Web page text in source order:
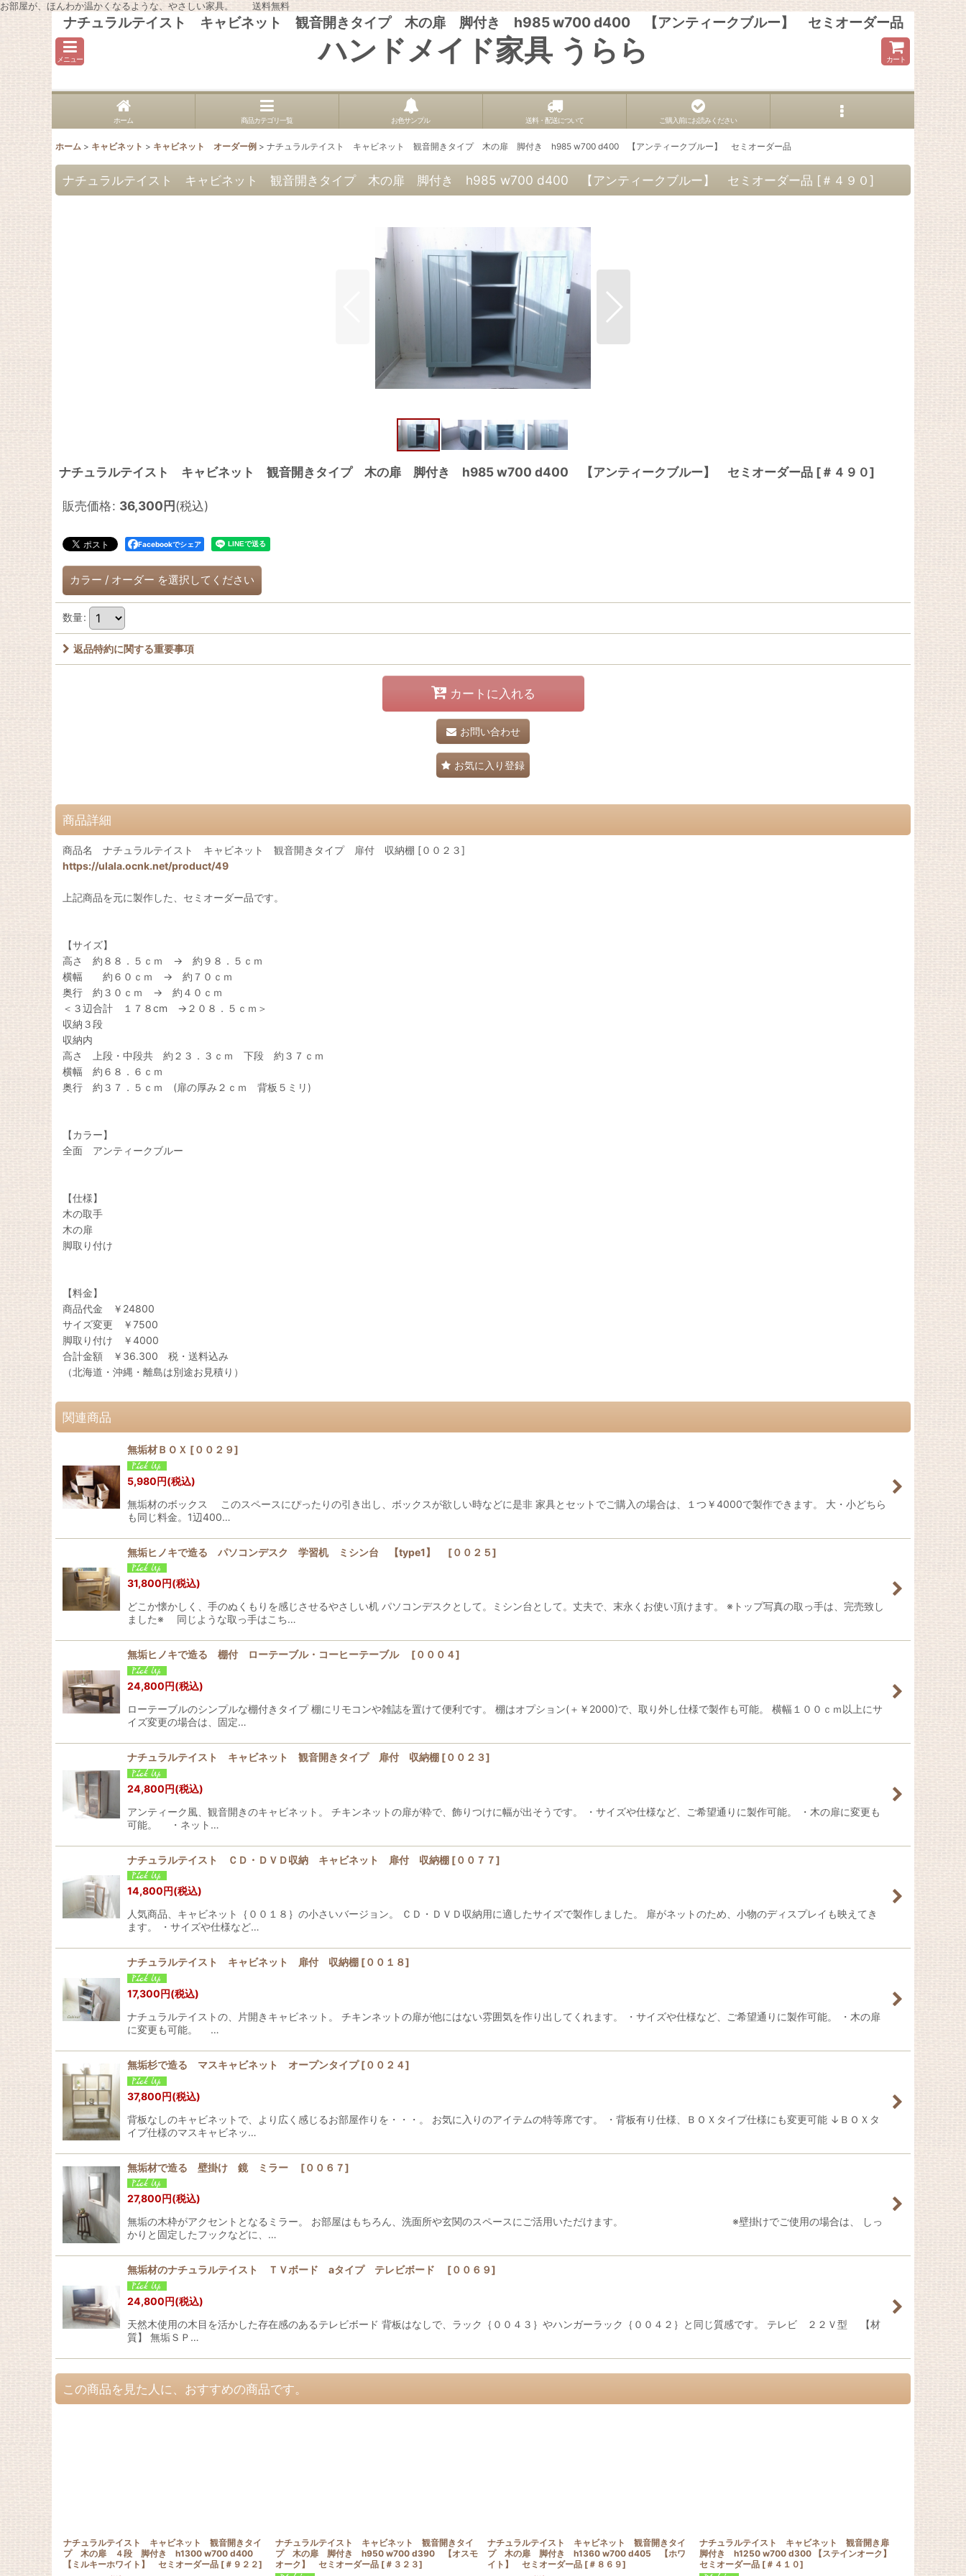
お部屋が、ほんわか温かくなるような、やさしい家具。 送料無料
ナチュラルテイスト キャビネット 観音開きタイプ 木の扉 脚付き h985 w700 d400 【アンティークブルー】 セミオーダー品
メニュー ハンドメイド家具 うらら カート
ホーム 商品カテゴリ一覧 お色サンプル 送料・配送について ご購入前にお読みください
ホーム > キャビネット > キャビネット オーダー例 > ナチュラルテイスト キャビネット 観音開きタイプ 木の扉 脚付き h985 w700 d400 【アンティークブルー】 セミオーダー品
ナチュラルテイスト キャビネット 観音開きタイプ 木の扉 脚付き h985 w700 d400 【アンティークブルー】 セミオーダー品 [＃４９０]
ナチュラルテイスト キャビネット 観音開きタイプ 木の扉 脚付き h985 w700 d400 【アンティークブルー】 セミオーダー品 [＃４９０]
販売価格: 36,300円(税込)
Facebookでシェア
カラー / オーダー を選択してください
数量:
返品特約に関する重要事項
カートに入れる
お問い合わせ
お気に入り登録
商品詳細
商品名 ナチュラルテイスト キャビネット 観音開きタイプ 扉付 収納棚 [００２３]
https://ulala.ocnk.net/product/49
上記商品を元に製作した、セミオーダー品です。
【サイズ】
高さ 約８８．５ｃｍ → 約９８．５ｃｍ
横幅 約６０ｃｍ → 約７０ｃｍ
奥行 約３０ｃｍ → 約４０ｃｍ
＜３辺合計 １７８cm →２０８．５ｃｍ＞
収納３段
収納内
高さ 上段・中段共 約２３．３ｃｍ 下段 約３７ｃｍ
横幅 約６８．６ｃｍ
奥行 約３７．５ｃｍ (扉の厚み２ｃｍ 背板５ミリ)
【カラー】
全面 アンティークブルー
【仕様】
木の取手
木の扉
脚取り付け
【料金】
商品代金 ￥24800
サイズ変更 ￥7500
脚取り付け ￥4000
合計金額 ￥36.300 税・送料込み
（北海道・沖縄・離島は別途お見積り）
関連商品
無垢材ＢＯＸ [００２９]
5,980円(税込)
無垢材のボックス このスペースにぴったりの引き出し、ボックスが欲しい時などに是非 家具とセットでご購入の場合は、１つ￥4000で製作できます。 大・小どちら
も同じ料金。1辺400…
無垢ヒノキで造る パソコンデスク 学習机 ミシン台 【type1】 [００２５]
31,800円(税込)
どこか懐かしく、手のぬくもりを感じさせるやさしい机 パソコンデスクとして。ミシン台として。丈夫で、末永くお使い頂けます。 ※トップ写真の取っ手は、完売致し
ました※ 同じような取っ手はこち…
無垢ヒノキで造る 棚付 ローテーブル・コーヒーテーブル [０００４]
24,800円(税込)
ローテーブルのシンプルな棚付きタイプ 棚にリモコンや雑誌を置けて便利です。 棚はオプション(＋￥2000)で、取り外し仕様で製作も可能。 横幅１００ｃｍ以上にサ
イズ変更の場合は、固定…
ナチュラルテイスト キャビネット 観音開きタイプ 扉付 収納棚 [００２３]
24,800円(税込)
アンティーク風、観音開きのキャビネット。 チキンネットの扉が粋で、飾りつけに幅が出そうです。 ・サイズや仕様など、ご希望通りに製作可能。 ・木の扉に変更も
可能。 ・ネット…
ナチュラルテイスト ＣＤ・ＤＶＤ収納 キャビネット 扉付 収納棚 [００７７]
14,800円(税込)
人気商品、キャビネット｛００１８｝の小さいバージョン。 ＣＤ・ＤＶＤ収納用に適したサイズで製作しました。 扉がネットのため、小物のディスプレイも映えてき
ます。 ・サイズや仕様など…
ナチュラルテイスト キャビネット 扉付 収納棚 [００１８]
17,300円(税込)
ナチュラルテイストの、片開きキャビネット。 チキンネットの扉が他にはない雰囲気を作り出してくれます。 ・サイズや仕様など、ご希望通りに製作可能。 ・木の扉
に変更も可能。 …
無垢杉で造る マスキャビネット オープンタイプ [００２４]
37,800円(税込)
背板なしのキャビネットで、より広く感じるお部屋作りを・・・。 お気に入りのアイテムの特等席です。 ・背板有り仕様、ＢＯＸタイプ仕様にも変更可能 ↓ＢＯＸタ
イプ仕様のマスキャビネッ…
無垢材で造る 壁掛け 鏡 ミラー [００６７]
27,800円(税込)
無垢の木枠がアクセントとなるミラー。 お部屋はもちろん、洗面所や玄関のスペースにご活用いただけます。 ※壁掛けでご使用の場合は、 しっ
かりと固定したフックなどに、…
無垢材のナチュラルテイスト ＴＶボード aタイプ テレビボード [００６９]
24,800円(税込)
天然木使用の木目を活かした存在感のあるテレビボード 背板はなしで、ラック｛００４３｝やハンガーラック｛００４２｝と同じ質感です。 テレビ ２２Ｖ型 【材
質】 無垢ＳＰ…
この商品を見た人に、おすすめの商品です。
ナチュラルテイスト キャビネット 観音開きタイ
プ 木の扉 ４段 脚付き h1300 w700 d400
【ミルキーホワイト】 セミオーダー品 [ ＃９２２]
ナチュラルテイスト キャビネット 観音開きタイ
プ 木の扉 脚付き h950 w700 d390 【オスモ
オーク】 セミオーダー品 [ ＃３２３]
ナチュラルテイスト キャビネット 観音開きタイ
プ 木の扉 脚付き h1360 w700 d405 【ホワ
イト】 セミオーダー品 [ ＃８６９]
ナチュラルテイスト キャビネット 観音開き扉
脚付き h1250 w700 d300 【ステインオーク】
セミオーダー品 [ ＃４１０]